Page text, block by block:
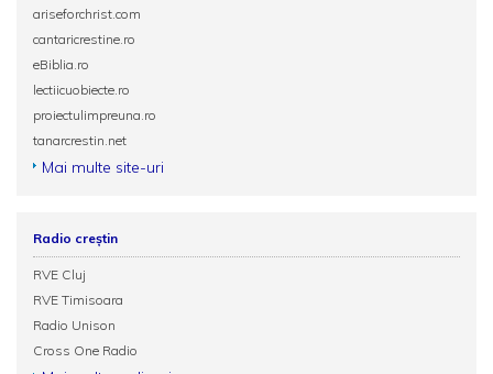
ariseforchrist.com
cantaricrestine.ro
eBiblia.ro
lectiicuobiecte.ro
proiectulimpreuna.ro
tanarcrestin.net
Mai multe site-uri
Radio creștin
RVE Cluj
RVE Timisoara
Radio Unison
Cross One Radio